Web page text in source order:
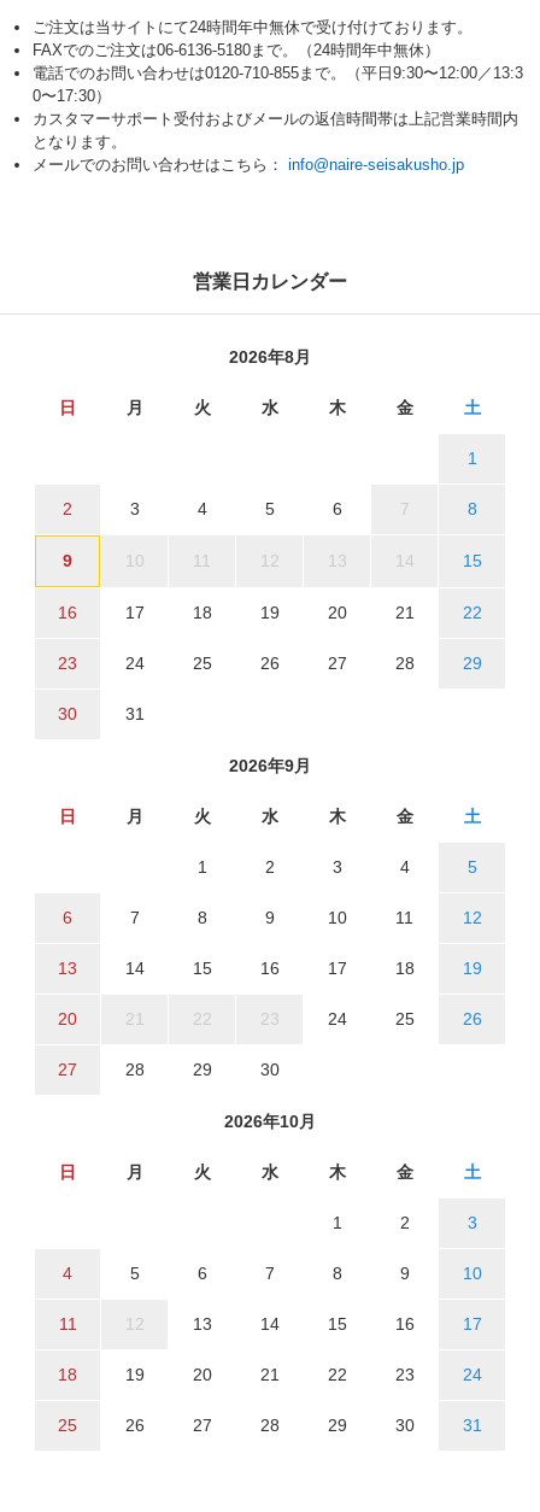
ご注文は当サイトにて24時間年中無休で受け付けております。
FAXでのご注文は06-6136-5180まで。（24時間年中無休）
電話でのお問い合わせは0120-710-855まで。（平日9:30〜12:00／13:3
0〜17:30）
カスタマーサポート受付およびメールの返信時間帯は上記営業時間内
となります。
メールでのお問い合わせはこちら： info@naire-seisakusho.jp
営業日カレンダー
2026年8月
日 月 火 水 木 金 土
1
2 3 4 5 6 7 8
9 10 11 12 13 14 15
16 17 18 19 20 21 22
23 24 25 26 27 28 29
30 31
2026年9月
日 月 火 水 木 金 土
1 2 3 4 5
6 7 8 9 10 11 12
13 14 15 16 17 18 19
20 21 22 23 24 25 26
27 28 29 30
2026年10月
日 月 火 水 木 金 土
1 2 3
4 5 6 7 8 9 10
11 12 13 14 15 16 17
18 19 20 21 22 23 24
25 26 27 28 29 30 31